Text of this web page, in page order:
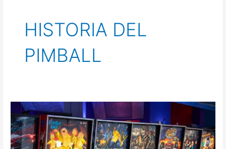
HISTORIA DEL
PIMBALL
Pinball,
153
años